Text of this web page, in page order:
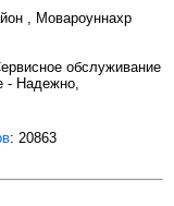
, Мовароуннахр
обслуживание
- Надежно,
: 20863